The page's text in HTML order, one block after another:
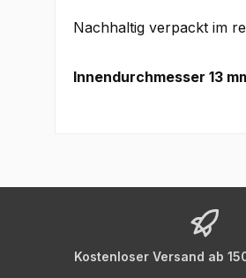
Nachhaltig verpackt im
Innendurchmesser 13
Kostenloser Versand ab